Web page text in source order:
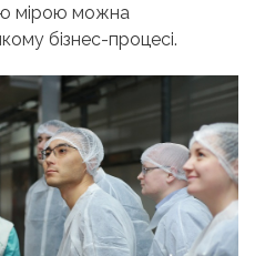
мірою можна
бізнес-процесі.